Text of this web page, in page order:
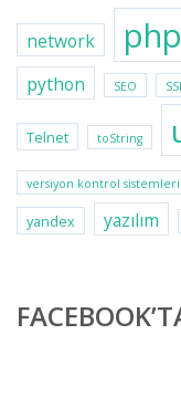
network php
python
SEO
Telnet toString
versiyon kontrol sistemleri
yandex
yazılım